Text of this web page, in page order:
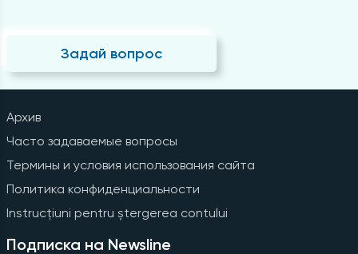
Задай вопрос
Архив
Часто задаваемые вопросы
Термины и условия использования сайта
Политика конфиденциальности
Instrucțiuni pentru ștergerea contului
Подписка на Newsline